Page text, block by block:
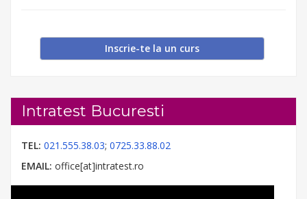
Inscrie-te la un curs
Intratest Bucuresti
TEL: 021.555.38.03; 0725.33.88.02
EMAIL: office[at]intratest.ro